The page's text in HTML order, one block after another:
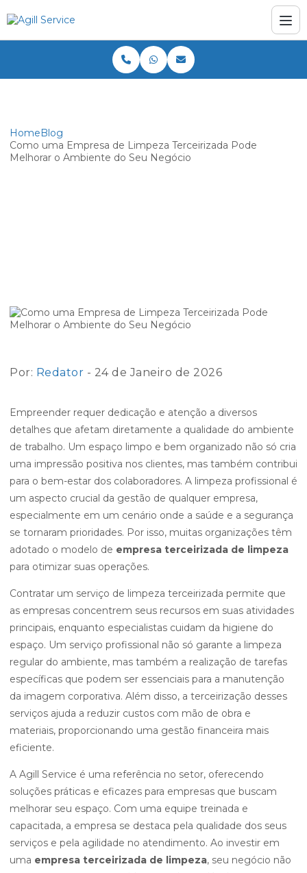
HomeBlog
Como uma Empresa de Limpeza Terceirizada Pode
Melhorar o Ambiente do Seu Negócio
Por: Redator - 24 de Janeiro de 2026
Empreender requer dedicação e atenção a diversos
detalhes que afetam diretamente a qualidade do ambiente
de trabalho. Um espaço limpo e bem organizado não só cria
uma impressão positiva nos clientes, mas também contribui
para o bem-estar dos colaboradores. A limpeza profissional é
um aspecto crucial da gestão de qualquer empresa,
especialmente em um cenário onde a saúde e a segurança
se tornaram prioridades. Por isso, muitas organizações têm
adotado o modelo de empresa terceirizada de limpeza
para otimizar suas operações.
Contratar um serviço de limpeza terceirizada permite que
as empresas concentrem seus recursos em suas atividades
principais, enquanto especialistas cuidam da higiene do
espaço. Um serviço profissional não só garante a limpeza
regular do ambiente, mas também a realização de tarefas
específicas que podem ser essenciais para a manutenção
da imagem corporativa. Além disso, a terceirização desses
serviços ajuda a reduzir custos com mão de obra e
materiais, proporcionando uma gestão financeira mais
eficiente.
A Agill Service é uma referência no setor, oferecendo
soluções práticas e eficazes para empresas que buscam
melhorar seu espaço. Com uma equipe treinada e
capacitada, a empresa se destaca pela qualidade dos seus
serviços e pela agilidade no atendimento. Ao investir em
uma empresa terceirizada de limpeza, seu negócio não